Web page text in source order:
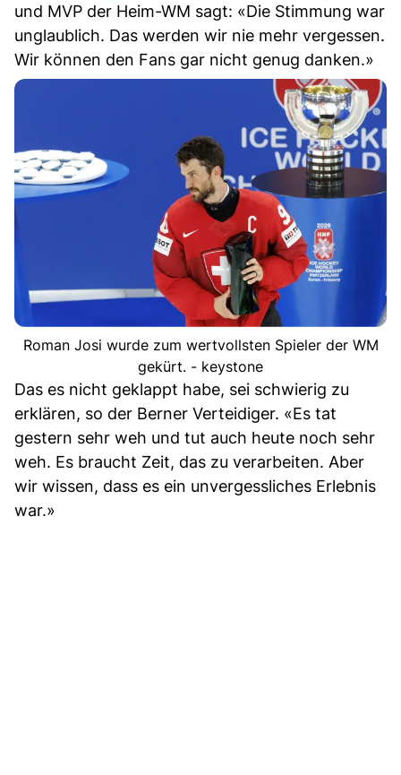
und MVP der Heim-WM sagt: «Die Stimmung war
unglaublich. Das werden wir nie mehr vergessen.
Wir können den Fans gar nicht genug danken.»
Roman Josi wurde zum wertvollsten Spieler der WM
gekürt. - keystone
Das es nicht geklappt habe, sei schwierig zu
erklären, so der Berner Verteidiger. «Es tat
gestern sehr weh und tut auch heute noch sehr
weh. Es braucht Zeit, das zu verarbeiten. Aber
wir wissen, dass es ein unvergessliches Erlebnis
war.»